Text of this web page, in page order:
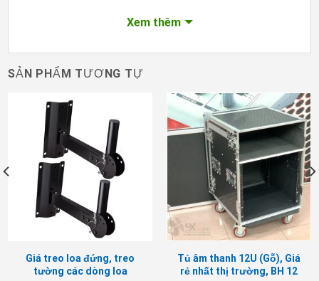
để được tư vấn hỗ trợ online
hoặc tới địa chỉSố 10 Ngõ 210 Võ Chí Công Cầu
Giấy – Hà Nộiđể xem trực tiếp các mẫu tủ ưng ý,
bạn.
Xem thêm
SẢN PHẨM TƯƠNG TỰ
Giá treo loa đứng, treo
tường các dòng loa
Tủ âm thanh 12U (Gỗ), Giá
rẻ nhất thị trường, BH 12